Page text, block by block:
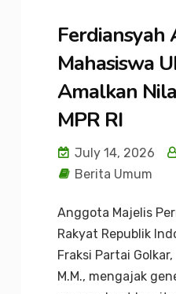
Ferdiansyah
Mahasiswa
Amalkan
MPR RI
July 14, 2026
Berita Umum
Anggota Majelis
Rakyat Republik
Fraksi Partai
M.M., mengajak